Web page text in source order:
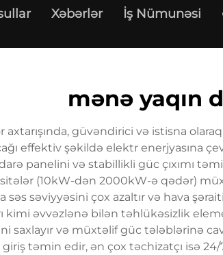
Xəbərlər İş Nümunəsi
mənə yaqın
güvəndirici və istisna
effektiv şəkildə elektr enerjyasına
panelini və stabillikli güc çıxımı
(10kW-dən 2000kW-ə qədər)
səs səviyyəsini çox azaltır və hava
kimi əvvəzlənə bilən təhlükəsizlik
saxlayır və müxtəlif güc tələblərinə
təmin edir, ən çox təchizatçı isə